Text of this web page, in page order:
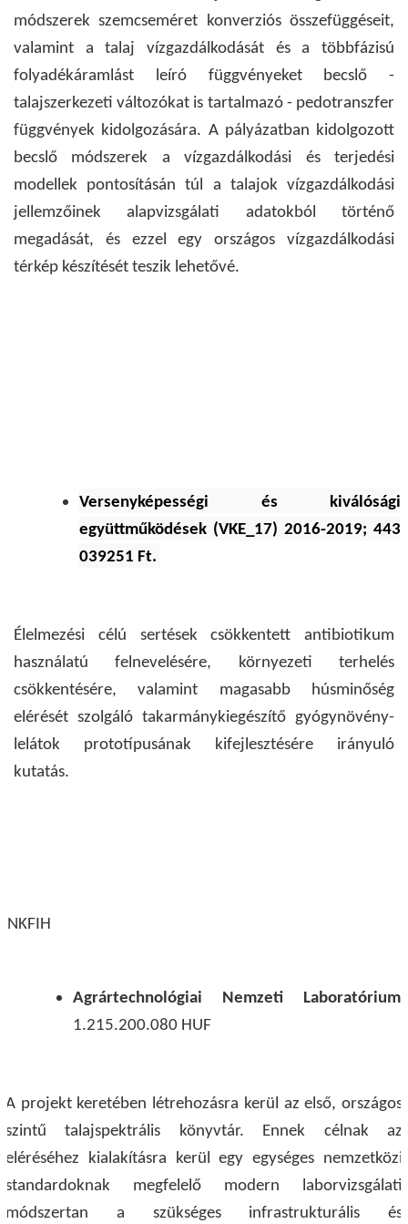
módszerek szemcseméret konverziós összefüggéseit,
valamint a talaj vízgazdálkodását és a többfázisú
folyadékáramlást leíró függvényeket becslő -
talajszerkezeti változókat is tartalmazó - pedotranszfer
függvények kidolgozására. A pályázatban kidolgozott
becslő módszerek a vízgazdálkodási és terjedési
modellek pontosításán túl a talajok vízgazdálkodási
jellemzőinek alapvizsgálati adatokból történő
megadását, és ezzel egy országos vízgazdálkodási
térkép készítését teszik lehetővé.
Versenyképességi és kiválósági
együttműködések (VKE_17) 2016-2019; 443
039251 Ft.
Élelmezési célú sertések csökkentett antibiotikum
használatú felnevelésére, környezeti terhelés
csökkentésére, valamint magasabb húsminőség
elérését szolgáló takarmánykiegészítő gyógynövény-
lelátok prototípusának kifejlesztésére irányuló
kutatás.
NKFIH
Agrártechnológiai Nemzeti Laboratórium
1.215.200.080 HUF
A projekt keretében létrehozásra kerül az első, országos
szintű talajspektrális könyvtár. Ennek célnak az
eléréséhez kialakításra kerül egy egységes nemzetközi
standardoknak megfelelő modern laborvizsgálati
módszertan a szükséges infrastrukturális és